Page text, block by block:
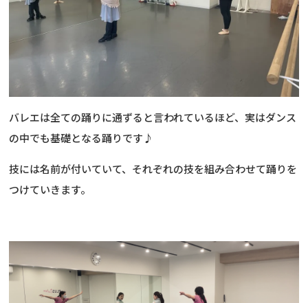
バレエは全ての踊りに通ずると言われているほど、実はダンス
の中でも基礎となる踊りです♪
技には名前が付いていて、それぞれの技を組み合わせて踊りを
つけていきます。